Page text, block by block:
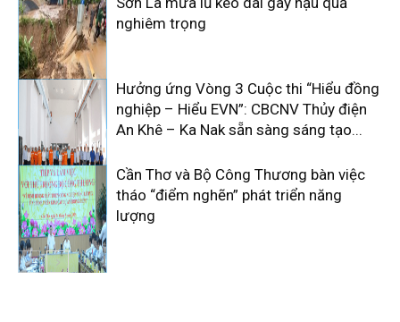
nghiêm trọng
Hưởng ứng Vòng 3 Cuộc thi “Hiểu đồng
nghiệp – Hiểu EVN”: CBCNV Thủy điện
An Khê – Ka Nak sẵn sàng sáng tạo...
Cần Thơ và Bộ Công Thương bàn việc
tháo “điểm nghẽn” phát triển năng
lượng